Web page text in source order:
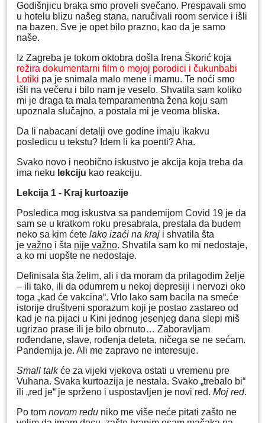
Godišnjicu braka smo proveli svečano. Prespavali smo
u hotelu blizu našeg stana, naručivali room service i išli
na bazen. Sve je opet bilo prazno, kao da je samo
naše.
Iz Zagreba je tokom oktobra došla Irena Škorić koja
režira dokumentarni film o mojoj porodici i čukunbabi
Lotiki pa je snimala malo mene i mamu. Te noći smo
išli na večeru i bilo nam je veselo. Shvatila sam koliko
mi je draga ta mala temparamentna žena koju sam
upoznala slučajno, a postala mi je veoma bliska.
Da li nabacani detalji ove godine imaju ikakvu
posledicu u tekstu? Idem li ka poenti? Aha.
Svako novo i neobično iskustvo je akcija koja treba da
ima neku lekciju kao reakciju.
Lekcija 1 - Kraj kurtoazije
Posledica mog iskustva sa pandemijom Covid 19 je da
sam se u kratkom roku presabrala, prestala da budem
neko sa kim ćete lako izaći na kraj i shvatila šta
je važno i šta nije važno. Shvatila sam ko mi nedostaje,
a ko mi uopšte ne nedostaje.
Definisala šta želim, ali i da moram da prilagodim želje
– ili tako, ili da odumrem u nekoj depresiji i nervozi oko
toga „kad će vakcina“. Vrlo lako sam bacila na smeće
istorije društveni sporazum koji je postao zastareo od
kad je na pijaci u Kini jednog jesenjeg dana slepi miš
ugrizao prase ili je bilo obrnuto… Zaboravljam
rođendane, slave, rođenja deteta, ničega se ne sećam.
Pandemija je. Ali me zapravo ne interesuje.
Small talkće za vijeki vjekova ostati u vremenu pre
Vuhana. Svaka kurtoazija je nestala. Svako „trebalo bi“
ili „red je“ je sprženo i uspostavljen je novi red. Moj red.
Po tom novom redu niko me više neće pitati zašto ne